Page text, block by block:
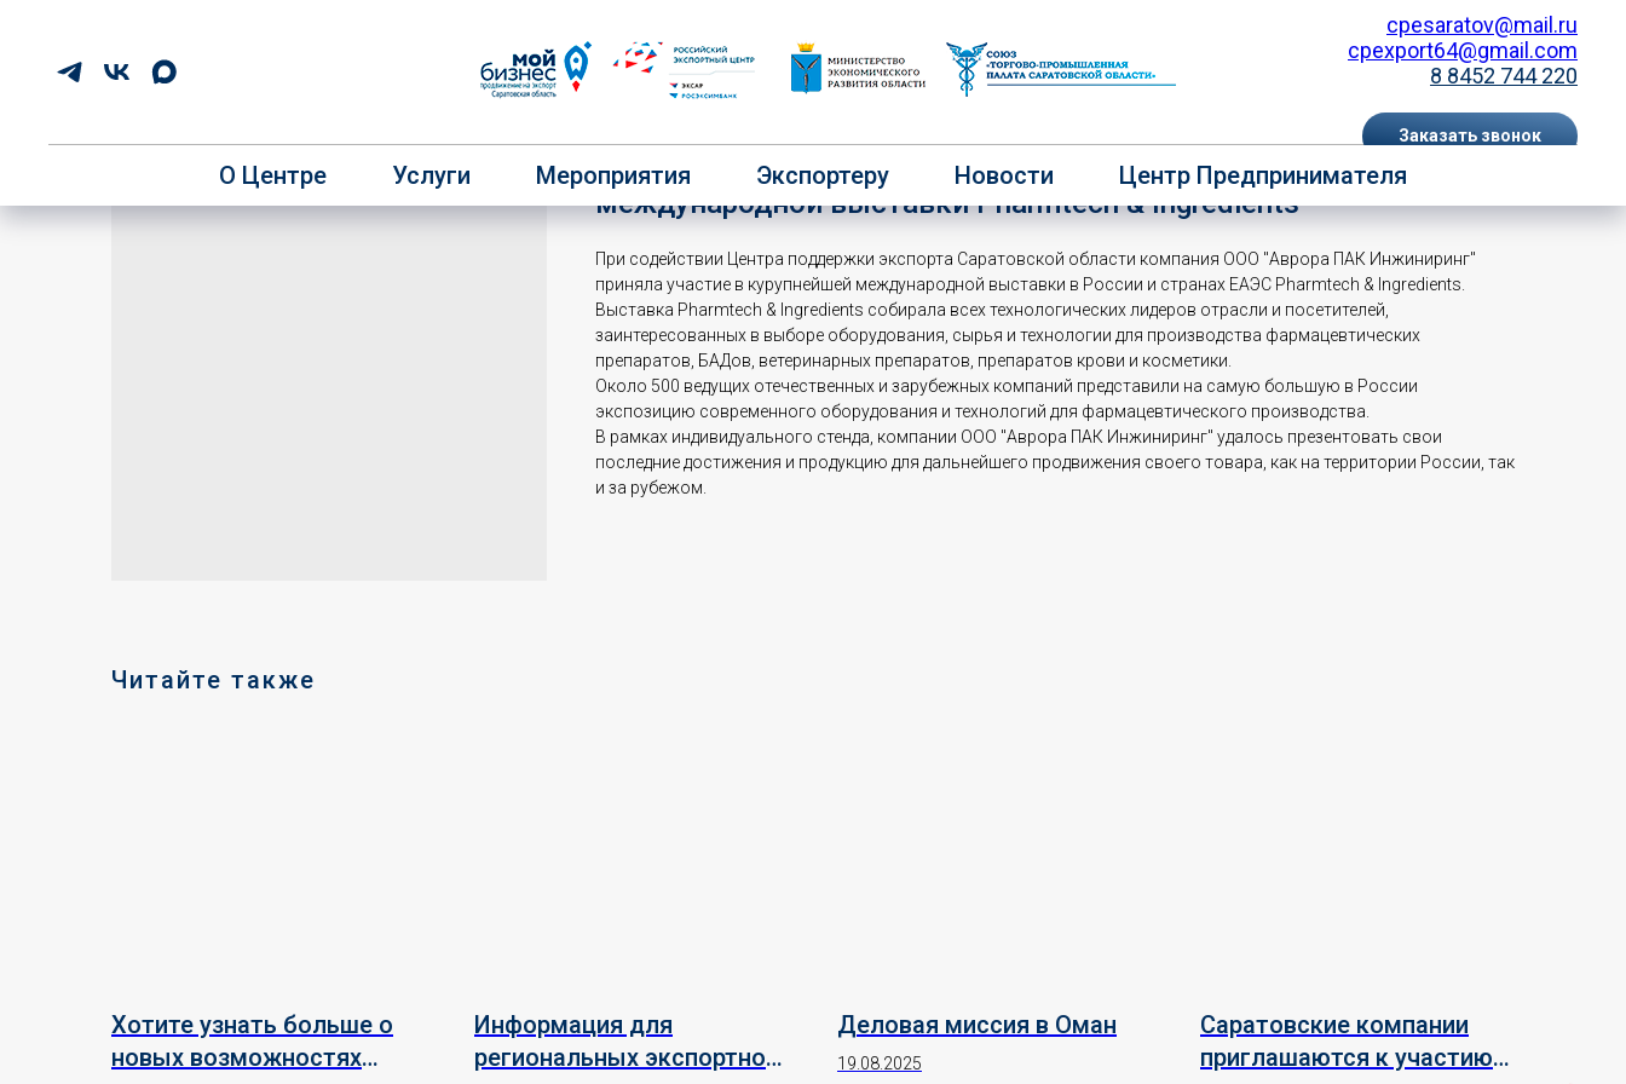
cpesaratov@mail.ru
cpexport64@gmail.com
8 8452 744 220
Заказать звонок
EN RU
О Центре Услуги Мероприятия Экспортеру Новости Центр Предпринимателя
Саратовская компания приняла участие в работе
международной выставки Pharmtech & Ingredients
При содействии Центра поддержки экспорта Саратовской области компания ООО "Аврора ПАК Инжиниринг"
приняла участие в курупнейшей международной выставки в России и странах ЕАЭС Pharmtech & Ingredients.
Выставка Pharmtech & Ingredients собирала всех технологических лидеров отрасли и посетителей,
заинтересованных в выборе оборудования, сырья и технологии для производства фармацевтических
препаратов, БАДов, ветеринарных препаратов, препаратов крови и косметики.
Около 500 ведущих отечественных и зарубежных компаний представили на самую большую в России
экспозицию современного оборудования и технологий для фармацевтического производства.
В рамках индивидуального стенда, компании ООО "Аврора ПАК Инжиниринг" удалось презентовать свои
последние достижения и продукцию для дальнейшего продвижения своего товара, как на территории России, так
и за рубежом.
Читайте также
Хотите узнать больше о
новых возможностях
Информация для
региональных экспортно
Деловая миссия в Оман
19.08.2025
Саратовские компании
приглашаются к участию в